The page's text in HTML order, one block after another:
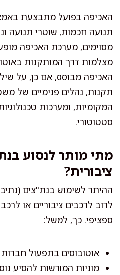
האכיפה בפועל מתבצעת
תנועה חכמות, שוטרי תנועה
מסוימים, מערכת האכיפה
מצלמות דרך המותקנות
האכיפה מבוסס, אם כן, על
תקנות, נהלים פנימיים של
המקומיות, ומערכות
סטטוטורי.
מתי מותר לנסוע
ציבורית?
ההיתר לשימוש בנת"צים
לרוב לרכבים ציבוריים או
ספציפי. כך, למשל:
אוטובוסים בתפעול
מוניות המורשות להסיע